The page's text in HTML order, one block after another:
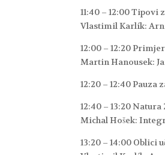
11:40 – 12:00 Tipovi
Vlastimil Karlík:
12:00 – 12:20
Martin Hanousek:
12:20 – 12:40 Pauza
12:40 – 13:20
Michal Hošek:
13:20 – 14:00 Oblici